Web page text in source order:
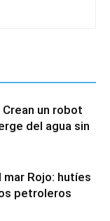
Crean un robot
del agua sin
mar Rojo: hutíes
petroleros